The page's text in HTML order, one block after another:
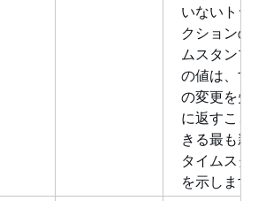
いないトラ
クションの
ムスタンプ
の値は、す
の変更を失
に返すこと
きる最も新
タイムスタ
を示します